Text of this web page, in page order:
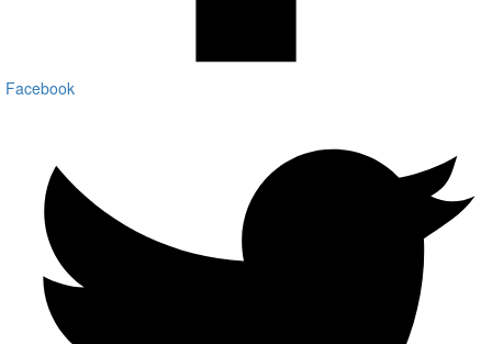
Facebook